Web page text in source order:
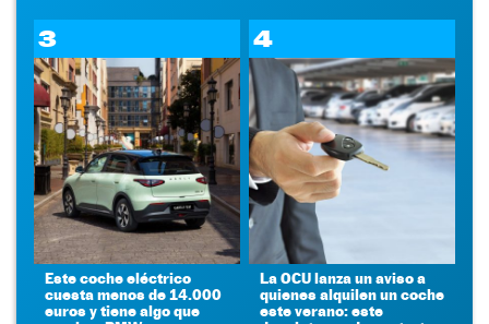
3
Este coche eléctrico
cuesta menos de 14.000
euros y tiene algo que
4
La OCU lanza un aviso a
quienes alquilen un coche
este verano: este